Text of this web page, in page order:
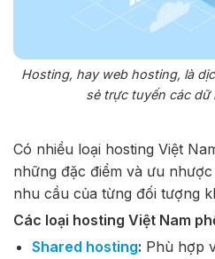
Hosting, hay web hosting, là
sẻ trực tuyến các dữ
Có nhiều loại hosting Việt
những đặc điểm và ưu
nhu cầu của từng đối tượng
Các loại hosting Việt Nam
Shared hosting: Phù hợp